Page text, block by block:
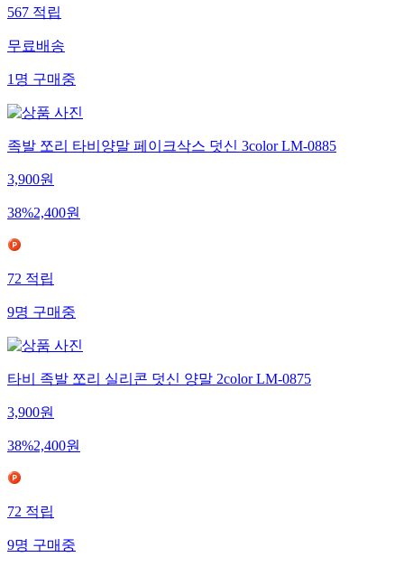
567적립
무료배송
1명구매중
족발 쪼리 타비양말 페이크삭스 덧신 3color LM-0885
3,900원
38%2,400원
72적립
9명구매중
타비 족발 쪼리 실리콘 덧신 양말 2color LM-0875
3,900원
38%2,400원
72적립
9명구매중